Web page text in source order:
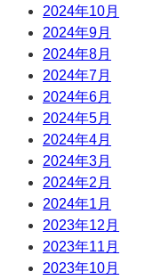
2024年10月
2024年9月
2024年8月
2024年7月
2024年6月
2024年5月
2024年4月
2024年3月
2024年2月
2024年1月
2023年12月
2023年11月
2023年10月